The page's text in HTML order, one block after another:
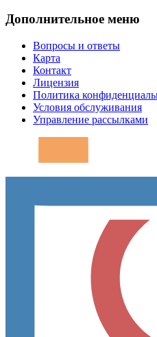
Дополнительное меню
Вопросы и ответы
Карта
Контакт
Лицензия
Политика
Условия обслуживания
Управление рассылками